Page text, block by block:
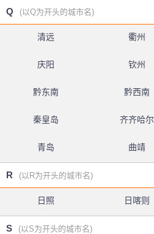
Q (以Q为开头的城市名)
清远 衢州
庆阳 钦州
黔东南 黔西南
秦皇岛 齐齐哈尔
青岛 曲靖
R (以R为开头的城市名)
日照 日喀则
S (以S为开头的城市名)